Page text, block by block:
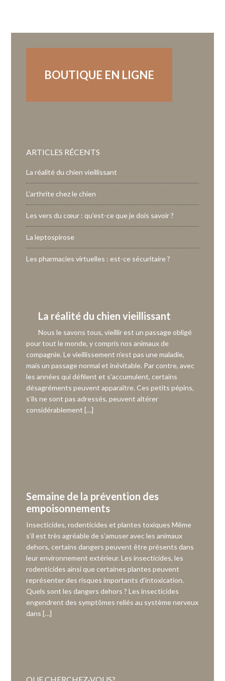
BOUTIQUE EN LIGNE
ARTICLES RÉCENTS
La réalité du chien vieillissant
L’arthrite chez le chien
Les vers du cœur : qu’est-ce que je dois savoir ?
La leptospirose
Les pharmacies virtuelles : est-ce sécuritaire ?
La réalité du chien vieillissant
Nous le savons tous, vieillir est un passage obligé
pour tout le monde, y compris nos animaux de
compagnie. Le vieillissement n’est pas une maladie,
mais un passage normal et inévitable. Par contre, avec
les années qui défilent et s’accumulent, certains
désagréments peuvent apparaître. Ces petits pépins,
s’ils ne sont pas adressés, peuvent altérer
considérablement […]
Semaine de la prévention des
empoisonnements
Insecticides, rodenticides et plantes toxiques Même
s’il est très agréable de s’amuser avec les animaux
dehors, certains dangers peuvent être présents dans
leur environnement extérieur. Les insecticides, les
rodenticides ainsi que certaines plantes peuvent
représenter des risques importants d’intoxication.
Quels sont les dangers dehors ? Les insecticides
engendrent des symptômes reliés au système nerveux
dans […]